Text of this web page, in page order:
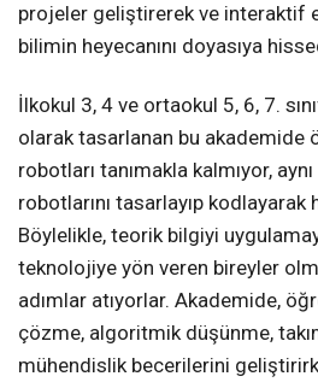
projeler geliştirerek ve interaktif
bilimin heyecanını doyasıya
İlkokul 3, 4 ve ortaokul 5, 6, 7.
olarak tasarlanan bu akademide
robotları tanımakla kalmıyor,
robotlarını tasarlayıp
Böylelikle, teorik bilgiyi
teknolojiye yön veren bireyler
adımlar atıyorlar. Akademide,
çözme, algoritmik düşünme,
mühendislik becerilerini